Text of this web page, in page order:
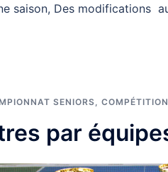
saison, Des modifications
SENIORS
par